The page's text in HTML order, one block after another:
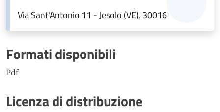
Via Sant'Antonio 11 - Jesolo (VE), 30016
Formati disponibili
Pdf
Licenza di distribuzione